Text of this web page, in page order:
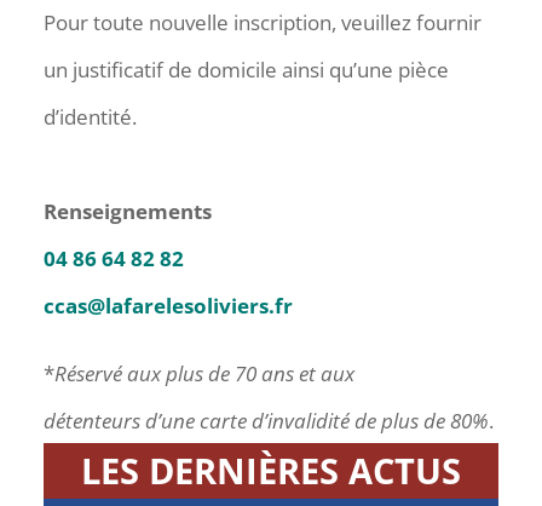
Pour toute nouvelle inscription, veuillez fournir
un justificatif de domicile ainsi qu’une pièce
d’identité.
Renseignements
04 86 64 82 82
ccas@lafarelesoliviers.fr
*Réservé aux plus de 70 ans et aux
détenteurs d’une carte d’invalidité de plus de 80%.
LES DERNIÈRES ACTUS